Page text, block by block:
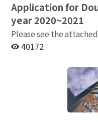
Application for
year 2020~2021
Please see the
40172